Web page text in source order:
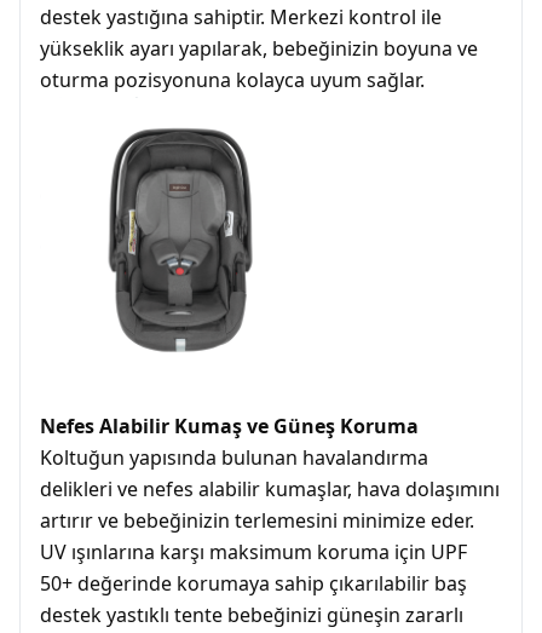
destek yastığına sahiptir. Merkezi kontrol ile
yükseklik ayarı yapılarak, bebeğinizin boyuna ve
oturma pozisyonuna kolayca uyum sağlar.
Nefes Alabilir Kumaş ve Güneş Koruma
Koltuğun yapısında bulunan havalandırma
delikleri ve nefes alabilir kumaşlar, hava dolaşımını
artırır ve bebeğinizin terlemesini minimize eder.
UV ışınlarına karşı maksimum koruma için UPF
50+ değerinde korumaya sahip çıkarılabilir baş
destek yastıklı tente bebeğinizi güneşin zararlı